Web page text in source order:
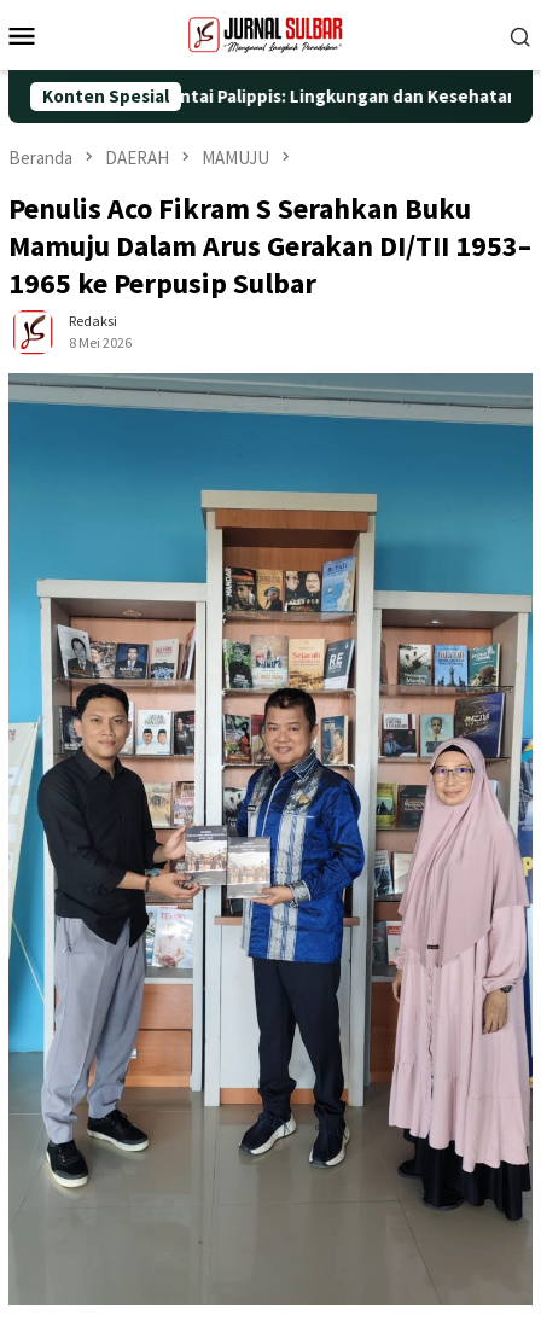
ke
Mobile
Konten Spesial
di Pantai Palippis: Lingkungan dan Kesehatan Jadi Prioritas
Beranda DAERAH MAMUJU
Penulis Aco Fikram S Serahkan Buku
Mamuju Dalam Arus Gerakan DI/TII 1953–
1965 ke Perpusip Sulbar
Redaksi
8 Mei 2026